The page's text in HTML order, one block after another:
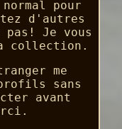
pour
d'autres
Je vous
collection.
me
sans
avant